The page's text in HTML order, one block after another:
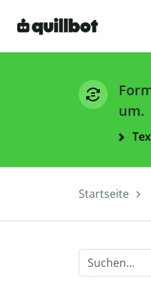
um.
Startseite